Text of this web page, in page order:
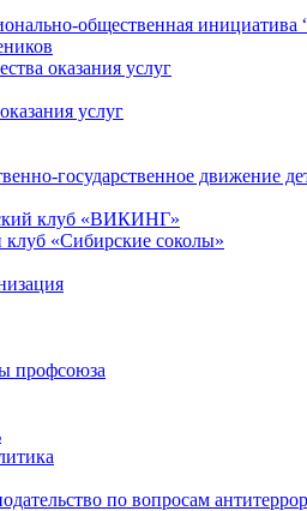
общественная инициатива
оказания услуг
услуг
государственное движение
клуб «ВИКИНГ»
«Сибирские соколы»
профсоюза
по вопросам